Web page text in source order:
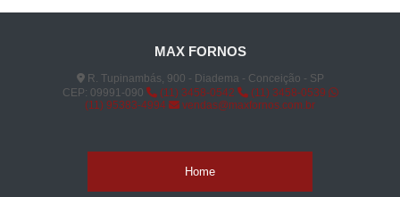
MAX FORNOS
R. Tupinambás, 900 - Diadema - Conceição - SP
CEP: 09991-090
(11) 3458-0542
(11) 3458-0539
(11) 95383-4994
vendas@maxfornos.com.br
Home